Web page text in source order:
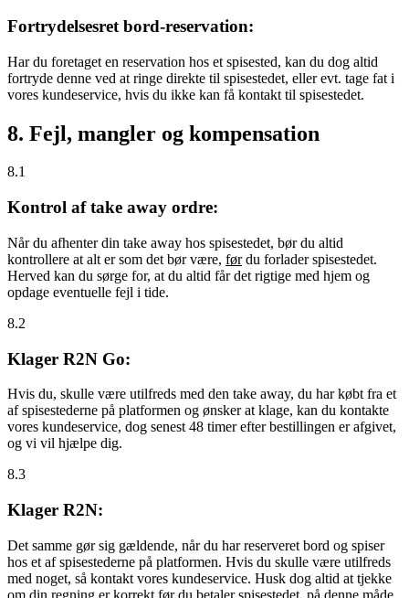
Fortrydelsesret bord-reservation:
Har du foretaget en reservation hos et spisested, kan du dog altid
fortryde denne ved at ringe direkte til spisestedet, eller evt. tage fat i
vores kundeservice, hvis du ikke kan få kontakt til spisestedet.
8. Fejl, mangler og kompensation
8.1
Kontrol af take away ordre:
Når du afhenter din take away hos spisestedet, bør du altid
kontrollere at alt er som det bør være, førdu forlader spisestedet.
Herved kan du sørge for, at du altid får det rigtige med hjem og
opdage eventuelle fejl i tide.
8.2
Klager R2N Go:
Hvis du, skulle være utilfreds med den take away, du har købt fra et
af spisestederne på platformen og ønsker at klage, kan du kontakte
vores kundeservice, dog senest 48 timer efter bestillingen er afgivet,
og vi vil hjælpe dig.
8.3
Klager R2N:
Det samme gør sig gældende, når du har reserveret bord og spiser
hos et af spisestederne på platformen. Hvis du skulle være utilfreds
med noget, så kontakt vores kundeservice. Husk dog altid at tjekke
om din regning er korrekt førdu betaler spisestedet, på denne måde